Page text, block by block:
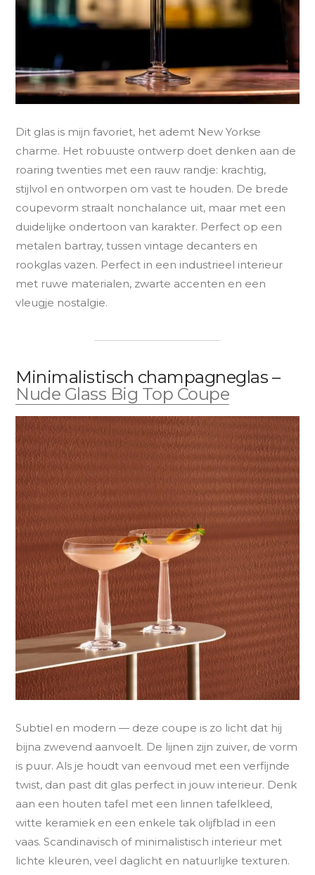
Dit glas is mijn favoriet, het ademt New Yorkse
charme. Het robuuste ontwerp doet denken aan de
roaring twenties met een rauw randje: krachtig,
stijlvol en ontworpen om vast te houden. De brede
coupevorm straalt nonchalance uit, maar met een
duidelijke ondertoon van karakter. Perfect op een
metalen bartray, tussen vintage decanters en
rookglas vazen. Perfect in een industrieel interieur
met ruwe materialen, zwarte accenten en een
vleugje nostalgie.
Minimalistisch champagneglas –
Nude Glass Big Top Coupe
Subtiel en modern — deze coupe is zo licht dat hij
bijna zwevend aanvoelt. De lijnen zijn zuiver, de vorm
is puur. Als je houdt van eenvoud met een verfijnde
twist, dan past dit glas perfect in jouw interieur. Denk
aan een houten tafel met een linnen tafelkleed,
witte keramiek en een enkele tak olijfblad in een
vaas. Scandinavisch of minimalistisch interieur met
lichte kleuren, veel daglicht en natuurlijke texturen.